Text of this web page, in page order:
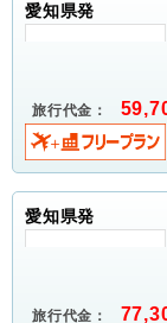
愛知県発
旅行代金：
愛知県発
旅行代金：